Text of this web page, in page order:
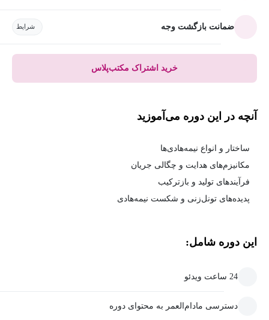
ضمانت بازگشت وجه شرایط
خرید اشتراک مکتب‌پلاس
آنچه در این دوره می‌آموزید
ساختار و انواع نیمه‌هادی‌ها
مکانیزم‌های هدایت و چگالی جریان
فرآیندهای تولید و بازترکیب
پدیده‌های تونل‌زنی و شکست نیمه‌هادی
این دوره شامل:
24 ساعت ویدئو
دسترسی مادام‌العمر به محتوای دوره